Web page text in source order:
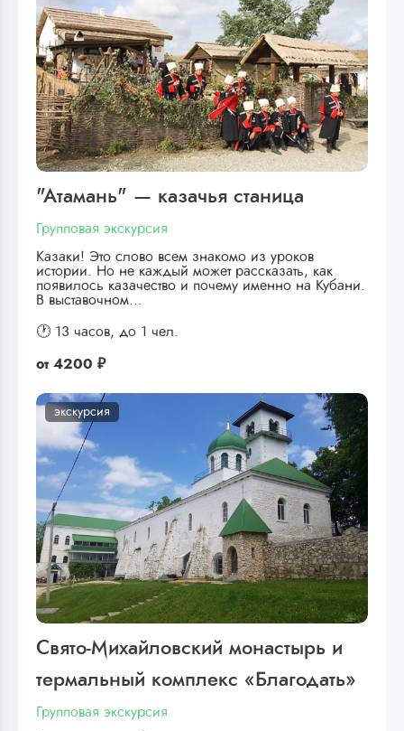
"Атамань" — казачья станица
Групповая экскурсия
Казаки! Это слово всем знакомо из уроков
истории. Но не каждый может рассказать, как
появилось казачество и почему именно на Кубани.
В выставочном…
🕐 13 часов, до 1 чел.
от 4200 ₽
экскурсия
Свято-Михайловский монастырь и
термальный комплекс «Благодать»
Групповая экскурсия